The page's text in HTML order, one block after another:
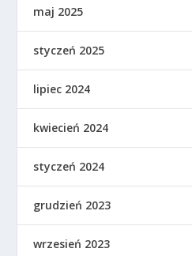
maj 2025
styczeń 2025
lipiec 2024
kwiecień 2024
styczeń 2024
grudzień 2023
wrzesień 2023